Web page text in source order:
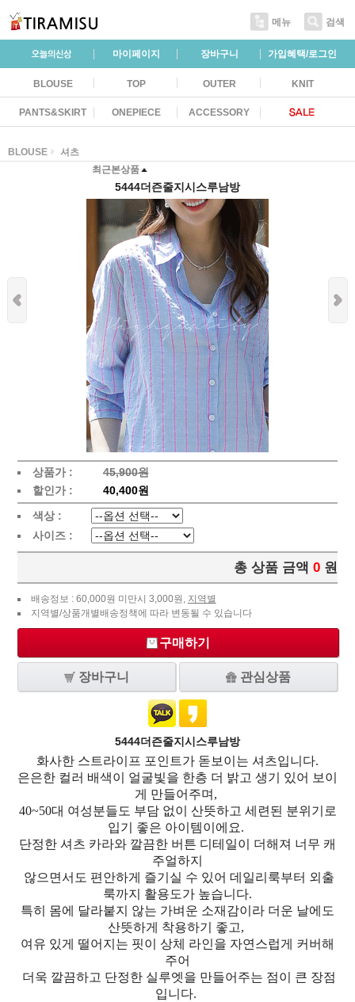
메뉴 검색
마이페이지 장바구니 가입혜택/로그인
BLOUSE TOP OUTER KNIT
PANTS&SKIRT ONEPIECE ACCESSORY
BLOUSE
셔츠
최근본상품
5444더즌줄지시스루남방
상품가 :
45,900원
할인가 :
40,400원
색상 :
사이즈 :
총 상품 금액 0 원
배송정보 : 60,000원 미만시 3,000원, 지역별
지역별/상품개별배송정책에 따라 변동될 수 있습니다
구매하기
장바구니 관심상품
5444더즌줄지시스루남방
화사한 스트라이프 포인트가 돋보이는 셔츠입니다.
은은한 컬러 배색이 얼굴빛을 한층 더 밝고 생기 있어 보이
게 만들어주며,
40~50대 여성분들도 부담 없이 산뜻하고 세련된 분위기로
입기 좋은 아이템이에요.
단정한 셔츠 카라와 깔끔한 버튼 디테일이 더해져 너무 캐
주얼하지
않으면서도 편안하게 즐기실 수 있어 데일리룩부터 외출
룩까지 활용도가 높습니다.
특히 몸에 달라붙지 않는 가벼운 소재감이라 더운 날에도
산뜻하게 착용하기 좋고,
여유 있게 떨어지는 핏이 상체 라인을 자연스럽게 커버해
주어
더욱 깔끔하고 단정한 실루엣을 만들어주는 점이 큰 장점
입니다.